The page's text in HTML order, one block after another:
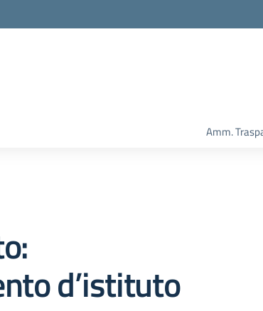
Amm.
d’istituto